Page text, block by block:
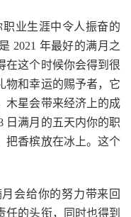
职业生涯中令人振奋的
2021 年最好的满月之
在这个时候你会得到很
物和幸运的赐予者，它
木星会带来经济上的成
日满月的五天内你的职
把香槟放在冰上。这个
会给你的努力带来回
任的头衔，同时也得到